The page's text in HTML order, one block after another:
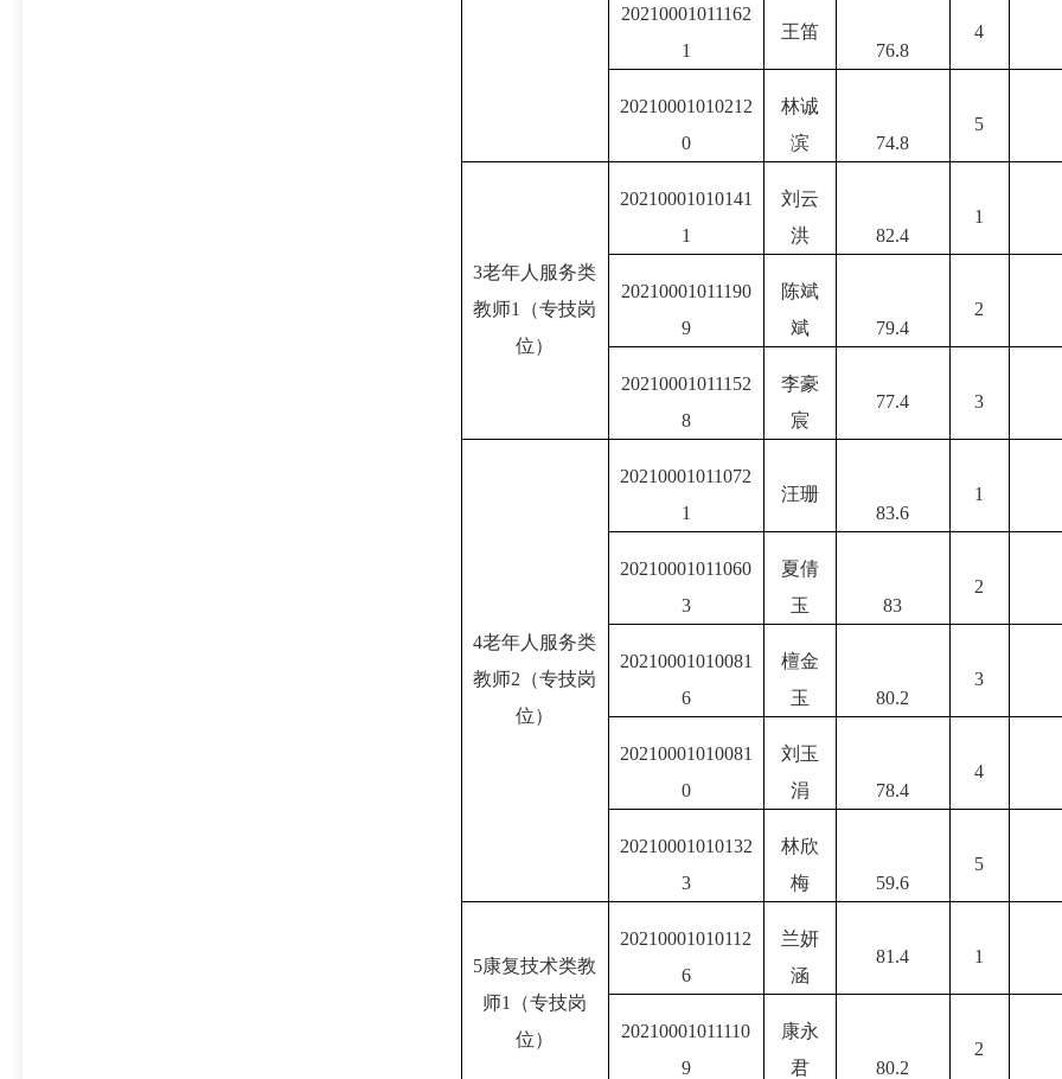
20210001011162
1
王笛
76.8
4
20210001010212
0
林诚
滨
74.8
5
3老年人服务类
教师1（专技岗
位）
20210001010141
1
刘云
洪
82.4
1
20210001011190
9
陈斌
斌
79.4
2
20210001011152
8
李豪
宸
77.4 3
4老年人服务类
教师2（专技岗
位）
20210001011072
1
汪珊
83.6
1
20210001011060
3
夏倩
玉
83
2
20210001010081
6
檀金
玉
80.2
3
20210001010081
0
刘玉
涓
78.4
4
20210001010132
3
林欣
梅
59.6
5
5康复技术类教
师1（专技岗
位）
20210001010112
6
兰妍
涵
81.4 1
20210001011110
9
康永
君
80.2
2